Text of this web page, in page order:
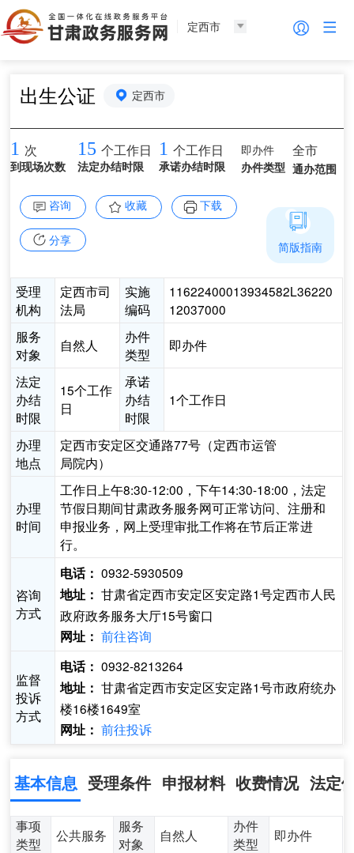
定西市
出生公证 定西市
1 次
到现场次数
15 个工作日
法定办结时限
1 个工作日
承诺办结时限
即办件
办件类型
全市
通办范围
咨询 收藏 下载
分享
受理
机构
定西市司
法局
实施
编码
11622400013934582L36220
12037000
服务
对象
自然人
办件
类型
即办件
法定
办结
时限
15个工作
日
承诺
办结
时限
1个工作日
办理
地点
定西市安定区交通路77号（定西市运管
局院内）
办理
时间
工作日上午8:30-12:00，下午14:30-18:00，法定
节假日期间甘肃政务服务网可正常访问、注册和
申报业务，网上受理审批工作将在节后正常进
行。
咨询
方式
电话： 0932-5930509
地址： 甘肃省定西市安定区安定路1号定西市人民
政府政务服务大厅15号窗口
网址： 前往咨询
监督
投诉
方式
电话： 0932-8213264
地址： 甘肃省定西市安定区安定路1号市政府统办
楼16楼1649室
网址： 前往投诉
简版指南
基本信息 受理条件 申报材料 收费情况 法定
事项
类型
公共服务
服务
对象
自然人
办件
类型
即办件